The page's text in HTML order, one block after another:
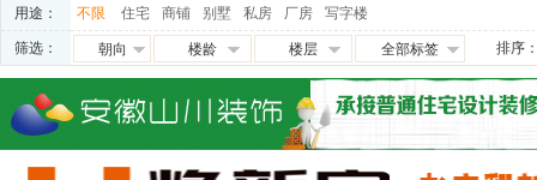
用途： 不限 住宅 商铺 别墅 私房 厂房 写字楼
筛选：
朝向
朝西
朝南
楼龄
5-10年
10-15年
楼层
中层
低层
地下室
全部标签
满五唯一
交通便利
学区房
排序